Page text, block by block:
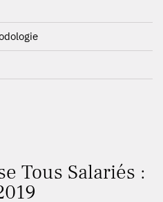
Tous Salariés :